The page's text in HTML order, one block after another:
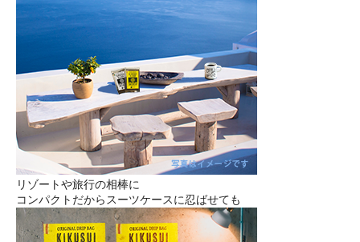
リゾートや旅行の相棒に
コンパクトだからスーツケースに忍ばせても